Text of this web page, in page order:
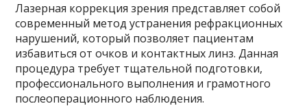
Лазерная коррекция зрения представляет собой
современный метод устранения рефракционных
нарушений, который позволяет пациентам
избавиться от очков и контактных линз. Данная
процедура требует тщательной подготовки,
профессионального выполнения и грамотного
послеоперационного наблюдения.